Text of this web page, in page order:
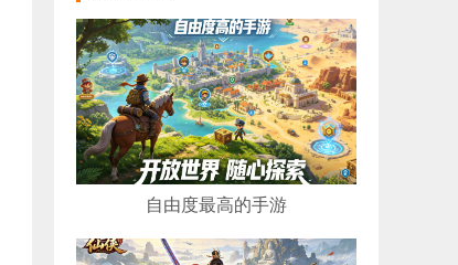
自由度最高的手游